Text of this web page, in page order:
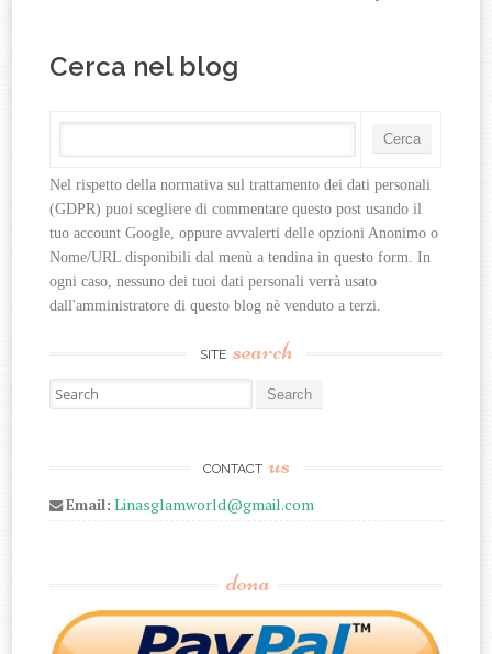
Cerca nel blog
Nel rispetto della normativa sul trattamento dei dati personali
(GDPR) puoi scegliere di commentare questo post usando il
tuo account Google, oppure avvalerti delle opzioni Anonimo o
Nome/URL disponibili dal menù a tendina in questo form. In
ogni caso, nessuno dei tuoi dati personali verrà usato
dall'amministratore di questo blog nè venduto a terzi.
SITE search
Search for:
CONTACT us
Email: Linasglamworld@gmail.com
dona